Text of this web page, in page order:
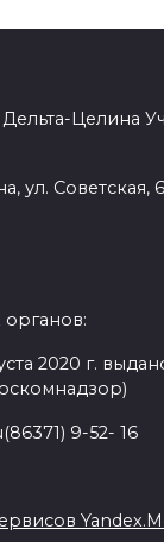
Целина
ул. Советская,
2020 г.
9-52- 16